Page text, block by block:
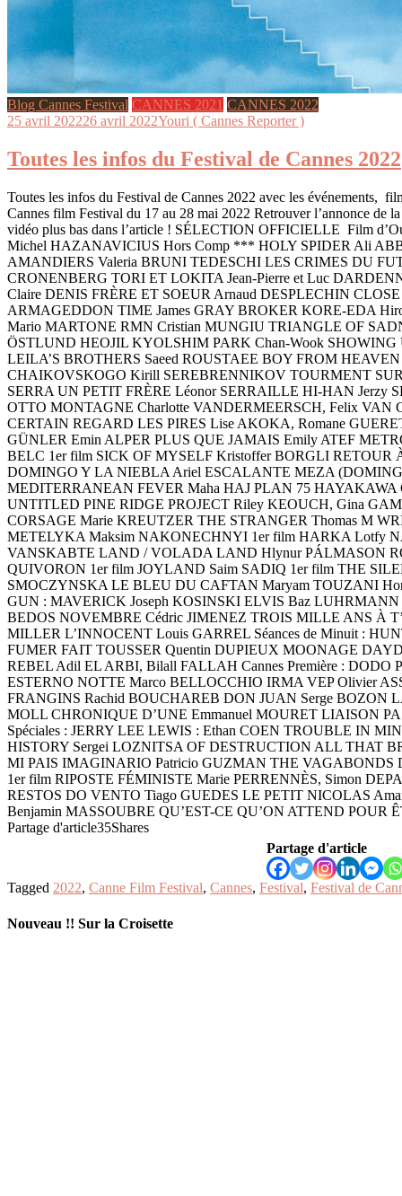
Blog Cannes Festival CANNES 2021 CANNES 2022
25 avril 202226 avril 2022Youri ( Cannes Reporter )
Toutes les infos du Festival de Cannes 2022
Toutes les infos du Festival de Cannes 2022 avec les événements,
Cannes film Festival du 17 au 28 mai 2022 Retrouver l’annonce de
vidéo plus bas dans l’article ! SÉLECTION OFFICIELLE Film
Michel HAZANAVICIUS Hors Comp *** HOLY SPIDER Ali
AMANDIERS Valeria BRUNI TEDESCHI LES CRIMES DU
CRONENBERG TORI ET LOKITA Jean-Pierre et Luc
Claire DENIS FRÈRE ET SOEUR Arnaud DESPLECHIN
ARMAGEDDON TIME James GRAY BROKER KORE-EDA
Mario MARTONE RMN Cristian MUNGIU TRIANGLE OF
ÖSTLUND HEOJIL KYOLSHIM PARK Chan-Wook
LEILA’S BROTHERS Saeed ROUSTAEE BOY FROM
CHAIKOVSKOGO Kirill SEREBRENNIKOV TOURMENT
SERRA UN PETIT FRÈRE Léonor SERRAILLE HI-HAN Jerzy
OTTO MONTAGNE Charlotte VANDERMEERSCH, Felix VAN
CERTAIN REGARD LES PIRES Lise AKOKA, Romane
GÜNLER Emin ALPER PLUS QUE JAMAIS Emily ATEF
BELC 1er film SICK OF MYSELF Kristoffer BORGLI RETOUR
DOMINGO Y LA NIEBLA Ariel ESCALANTE MEZA
MEDITERRANEAN FEVER Maha HAJ PLAN 75 HAYAKAWA
UNTITLED PINE RIDGE PROJECT Riley KEOUCH, Gina
CORSAGE Marie KREUTZER THE STRANGER Thomas M
METELYKA Maksim NAKONECHNYI 1er film HARKA Lotfy
VANSKABTE LAND / VOLADA LAND Hlynur PÁLMASON
QUIVORON 1er film JOYLAND Saim SADIQ 1er film THE
SMOCZYNSKA LE BLEU DU CAFTAN Maryam TOUZANI
GUN : MAVERICK Joseph KOSINSKI ELVIS Baz
BEDOS NOVEMBRE Cédric JIMENEZ TROIS MILLE ANS À
MILLER L’INNOCENT Louis GARREL Séances de Minuit :
FUMER FAIT TOUSSER Quentin DUPIEUX MOONAGE
REBEL Adil EL ARBI, Bilall FALLAH Cannes Première : DODO
ESTERNO NOTTE Marco BELLOCCHIO IRMA VEP Olivier
FRANGINS Rachid BOUCHAREB DON JUAN Serge BOZON
MOLL CHRONIQUE D’UNE Emmanuel MOURET LIAISON
Spéciales : JERRY LEE LEWIS : Ethan COEN TROUBLE IN
HISTORY Sergei LOZNITSA OF DESTRUCTION ALL THAT
MI PAIS IMAGINARIO Patricio GUZMAN THE VAGABONDS
1er film RIPOSTE FÉMINISTE Marie PERRENNÈS, Simon
RESTOS DO VENTO Tiago GUEDES LE PETIT NICOLAS
Benjamin MASSOUBRE QU’EST-CE QU’ON ATTEND POUR
Partage d'article35Shares
Partage d'article
Tagged 2022, Canne Film Festival, Cannes, Festival, Festival de
Nouveau !! Sur la Croisette